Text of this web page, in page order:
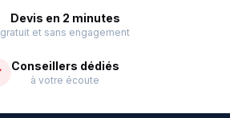
Devis en 2 minutes
gratuit et sans engagement
Conseillers dédiés
à votre écoute